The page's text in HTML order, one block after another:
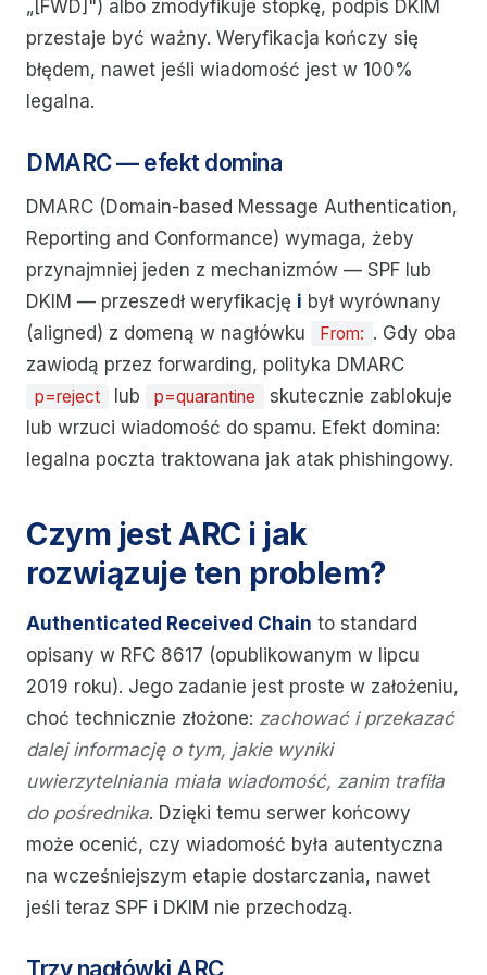
„[FWD]") albo zmodyfikuje stopkę, podpis DKIM
przestaje być ważny. Weryfikacja kończy się
błędem, nawet jeśli wiadomość jest w 100%
legalna.
DMARC — efekt domina
DMARC (Domain-based Message Authentication,
Reporting and Conformance) wymaga, żeby
przynajmniej jeden z mechanizmów — SPF lub
DKIM — przeszedł weryfikację i był wyrównany
(aligned) z domeną w nagłówku
From: . Gdy oba
zawiodą przez forwarding, polityka DMARC
p=reject lub p=quarantine
skutecznie zablokuje
lub wrzuci wiadomość do spamu. Efekt domina:
legalna poczta traktowana jak atak phishingowy.
Czym jest ARC i jak
rozwiązuje ten problem?
Authenticated Received Chain to standard
opisany w RFC 8617 (opublikowanym w lipcu
2019 roku). Jego zadanie jest proste w założeniu,
choć technicznie złożone: zachować i przekazać
dalej informację o tym, jakie wyniki
uwierzytelniania miała wiadomość, zanim trafiła
do pośrednika. Dzięki temu serwer końcowy
może ocenić, czy wiadomość była autentyczna
na wcześniejszym etapie dostarczania, nawet
jeśli teraz SPF i DKIM nie przechodzą.
Trzy nagłówki ARC